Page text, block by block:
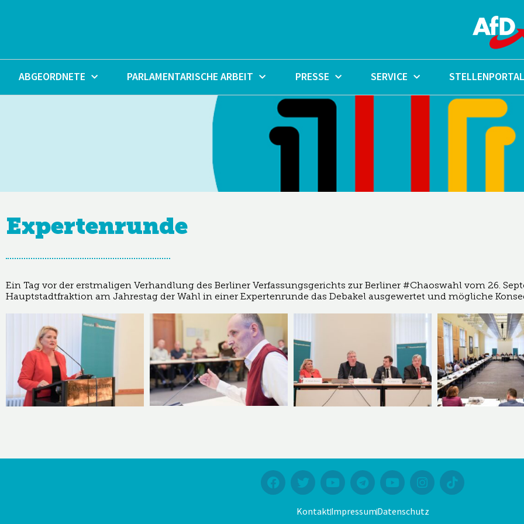
ABGEORDNETE PARLAMENTARISCHE ARBEIT PRESSE SERVICE
September
2022
Expertenrunde
Ein Tag vor der erstmaligen Verhandlung des Berliner Verfassungsgerichts zur Berliner #Chaoswahl vom 26.
Hauptstadtfraktion am Jahrestag der Wahl in einer Expertenrunde das Debakel ausgewertet und mögliche
KontaktImpressumDatenschutz